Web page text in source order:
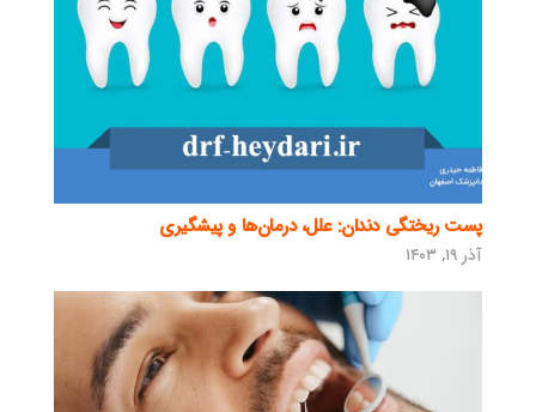
پست ریختگی دندان: علل، درمان‌ها و پیشگیری
آذر ۱۹, ۱۴۰۳